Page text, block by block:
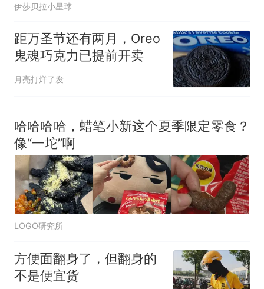
伊莎贝拉小星球
距万圣节还有两月，Oreo
鬼魂巧克力已提前开卖
月亮打烊了发
哈哈哈哈，蜡笔小新这个夏季限定零食？
像“一坨”啊
LOGO研究所
方便面翻身了，但翻身的
不是便宜货